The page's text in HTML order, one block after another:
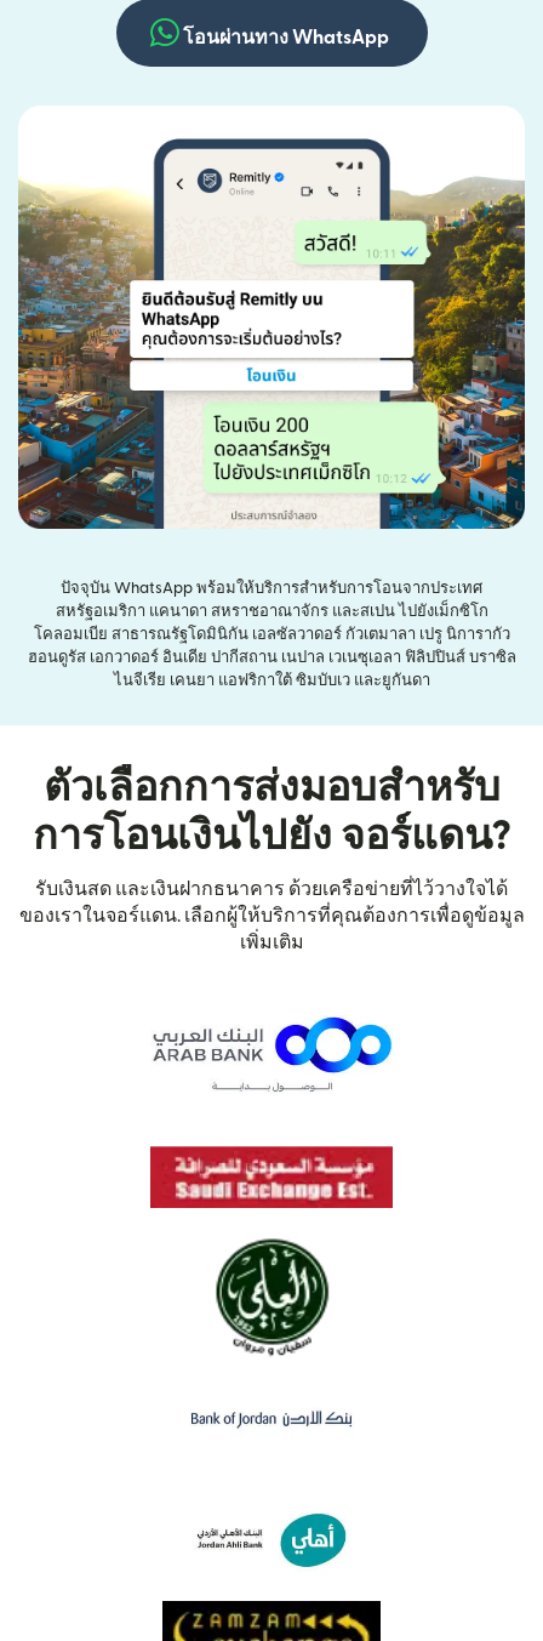
โอนผ่านทาง WhatsApp
ปัจจุบัน WhatsApp พร้อมให้บริการสำหรับการโอนจากประเทศ
สหรัฐอเมริกา แคนาดา สหราชอาณาจักร และสเปน ไปยังเม็กซิโก
โคลอมเบีย สาธารณรัฐโดมินิกัน เอลซัลวาดอร์ กัวเตมาลา เปรู นิการากัว
ฮอนดูรัส เอกวาดอร์ อินเดีย ปากีสถาน เนปาล เวเนซุเอลา ฟิลิปปินส์ บราซิล
ไนจีเรีย เคนยา แอฟริกาใต้ ซิมบับเว และยูกันดา
ตัวเลือกการส่งมอบสำหรับ
การโอนเงินไปยัง จอร์แดน?
รับเงินสด และเงินฝากธนาคาร ด้วยเครือข่ายที่ไว้วางใจได้
ของเราในจอร์แดน. เลือกผู้ให้บริการที่คุณต้องการเพื่อดูข้อมูล
เพิ่มเติม